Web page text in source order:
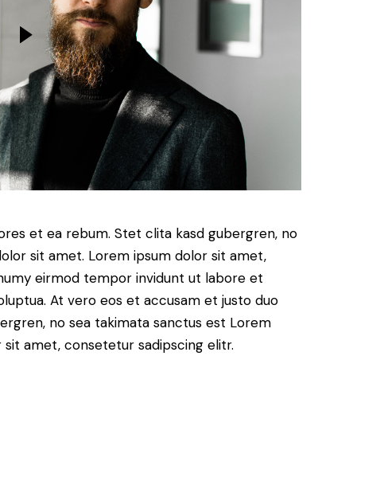
et ea rebum. Stet clita kasd gubergren, no
sit amet. Lorem ipsum dolor sit amet,
eirmod tempor invidunt ut labore et
At vero eos et accusam et justo duo
no sea takimata sanctus est Lorem
amet, consetetur sadipscing elitr.